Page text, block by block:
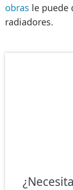
obras le puede
radiadores.